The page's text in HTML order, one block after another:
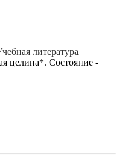
литература
целина*. Состояние -